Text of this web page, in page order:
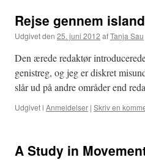
Rejse gennem
Udgivet den 25. juni 2012 afTanja Sau
Den ærede redaktør
genistreg, og jeg er diskret
slår ud på andre områder end
Udgivet i Anmeldelser | Skriv en
A Study in